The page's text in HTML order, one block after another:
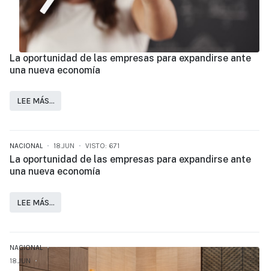
La oportunidad de las empresas para expandirse ante
una nueva economía
LEE MÁS…
NACIONAL 18.JUN VISTO: 671
La oportunidad de las empresas para expandirse ante
una nueva economía
LEE MÁS…
NACIONAL
18.JUN